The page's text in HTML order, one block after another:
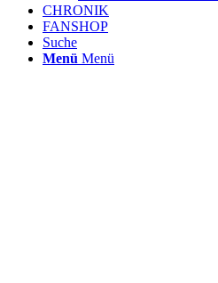
CHRONIK
FANSHOP
Suche
Menü Menü